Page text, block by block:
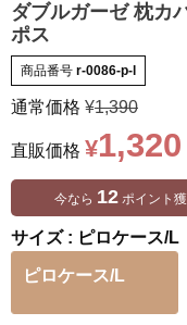
ダブルガーゼ 枕カ
ポス
商品番号 r-0086-p-l
通常価格 ¥1,390
直販価格 ¥1,320
今なら 12 ポイント
サイズ ピロケース/L
ピロケース/L